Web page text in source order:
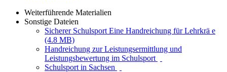
Weiterführende Materialien
Sonstige Dateien
Sicherer Schulsport Eine Handreichung für Lehrkrä e
(4.8 MB)
Handreichung zur Leistungsermittlung und
Leistungsbewertung im Schulsport
Schulsport in Sachsen